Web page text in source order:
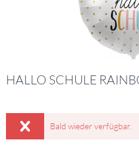
HALLO SCHULE
Bald wieder verfügbar.